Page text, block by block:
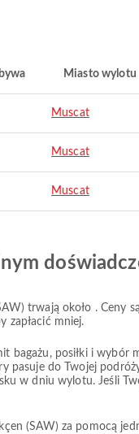
Miasto wylotu
Muscat
Muscat
Muscat
trwają około . Ceny
zapłacić mniej.
bagażu, posiłki i
pasuje do Twojej
w dniu wylotu. Jeśli
(SAW) za pomocą